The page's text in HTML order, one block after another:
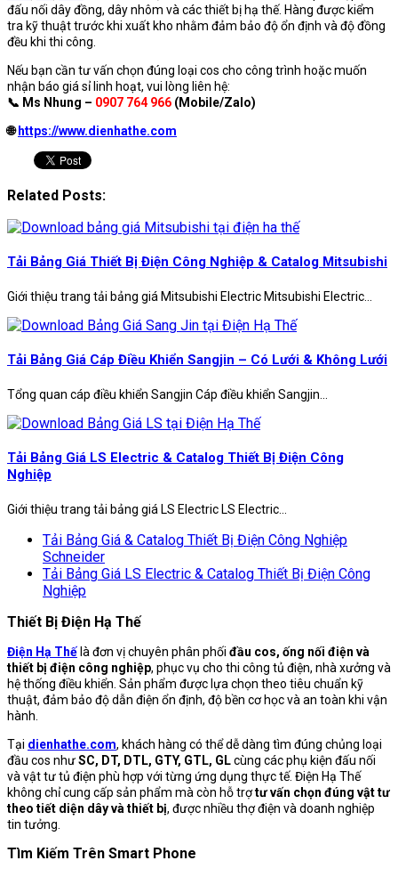
đấu nối dây đồng, dây nhôm và các thiết bị hạ thế. Hàng được kiểm
tra kỹ thuật trước khi xuất kho nhằm đảm bảo độ ổn định và độ đồng
đều khi thi công.
Nếu bạn cần tư vấn chọn đúng loại cos cho công trình hoặc muốn
nhận báo giá sỉ linh hoạt, vui lòng liên hệ:
📞 Ms Nhung – 0907 764 966 (Mobile/Zalo)
🌐 https://www.dienhathe.com
Related Posts:
Tải Bảng Giá Thiết Bị Điện Công Nghiệp & Catalog Mitsubishi
Giới thiệu trang tải bảng giá Mitsubishi Electric Mitsubishi Electric...
Tải Bảng Giá Cáp Điều Khiển Sangjin – Có Lưới & Không Lưới
Tổng quan cáp điều khiển Sangjin Cáp điều khiển Sangjin...
Tải Bảng Giá LS Electric & Catalog Thiết Bị Điện Công
Nghiệp
Giới thiệu trang tải bảng giá LS Electric LS Electric...
Tải Bảng Giá & Catalog Thiết Bị Điện Công Nghiệp
Schneider
Tải Bảng Giá LS Electric & Catalog Thiết Bị Điện Công
Nghiệp
Thiết Bị Điện Hạ Thế
Điện Hạ Thế là đơn vị chuyên phân phối đầu cos, ống nối điện và
thiết bị điện công nghiệp, phục vụ cho thi công tủ điện, nhà xưởng và
hệ thống điều khiển. Sản phẩm được lựa chọn theo tiêu chuẩn kỹ
thuật, đảm bảo độ dẫn điện ổn định, độ bền cơ học và an toàn khi vận
hành.
Tại dienhathe.com, khách hàng có thể dễ dàng tìm đúng chủng loại
đầu cos nhưSC, DT, DTL, GTY, GTL, GLcùng các phụ kiện đấu nối
và vật tư tủ điện phù hợp với từng ứng dụng thực tế. Điện Hạ Thế
không chỉ cung cấp sản phẩm mà còn hỗ trợtư vấn chọn đúng vật tư
theo tiết diện dây và thiết bị, được nhiều thợ điện và doanh nghiệp
tin tưởng.
Tìm Kiếm Trên Smart Phone